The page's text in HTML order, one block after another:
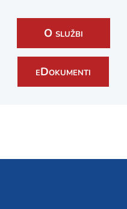
O službi
eDokumenti